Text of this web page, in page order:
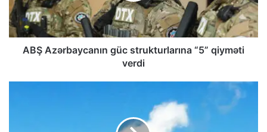
ABŞ Azərbaycanın güc strukturlarına “5” qiyməti
verdi